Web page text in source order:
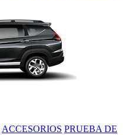
ACCESORIOS PRUEBA DE